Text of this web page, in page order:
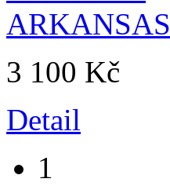
3 100 Kč
Detail
1